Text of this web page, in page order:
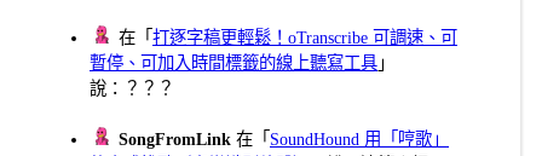
在「打逐字稿更輕鬆！oTranscribe 可調速、可
暫停、可加入時間標籤的線上聽寫工具 」
說：？？？
SongFromLink 在「 SoundHound 用「哼歌」